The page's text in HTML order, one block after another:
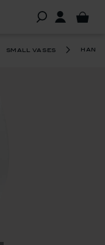
small vases hand